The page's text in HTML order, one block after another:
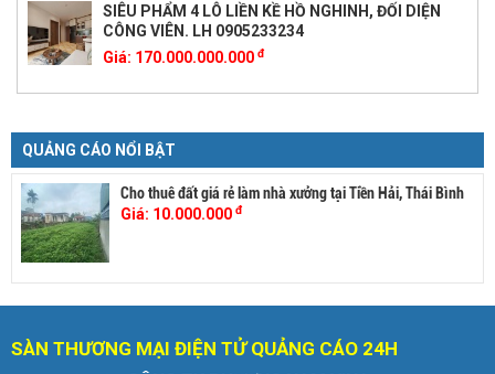
SIÊU PHẨM 4 LÔ LIỀN KỀ HỒ NGHINH, ĐỐI DIỆN
CÔNG VIÊN. LH 0905233234
Giá: 170.000.000.000 đ
QUẢNG CÁO NỔI BẬT
Cho thuê đất giá rẻ làm nhà xưởng tại Tiền Hải, Thái Bình
Giá: 10.000.000 đ
SÀN THƯƠNG MẠI ĐIỆN TỬ QUẢNG CÁO 24H